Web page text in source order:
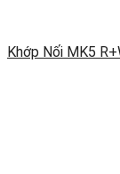
Khớp Nối MK5